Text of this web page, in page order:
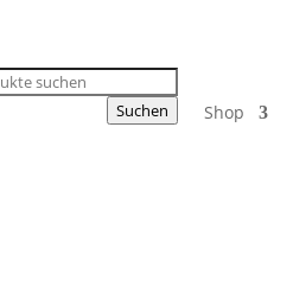
Suchen Shop